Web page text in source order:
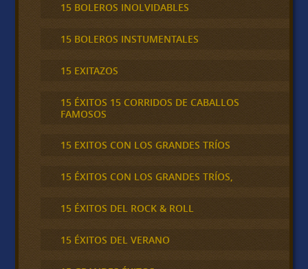
15 BOLEROS INOLVIDABLES
15 BOLEROS INSTUMENTALES
15 EXITAZOS
15 ÉXITOS 15 CORRIDOS DE CABALLOS
FAMOSOS
15 EXITOS CON LOS GRANDES TRÍOS
15 ÉXITOS CON LOS GRANDES TRÍOS,
15 ÉXITOS DEL ROCK & ROLL
15 ÉXITOS DEL VERANO